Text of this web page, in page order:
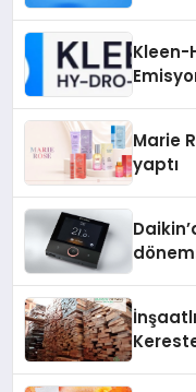
Kleen-
Marie
yaptı